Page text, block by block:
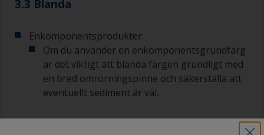
3.3 Blanda
Enkomponentsprodukter:
Om du använder en enkomponentsgrundfärg
är det viktigt att blanda färgen grundligt med
en bred omrörningspinne och säkerställa att
eventuellt sediment är väl.